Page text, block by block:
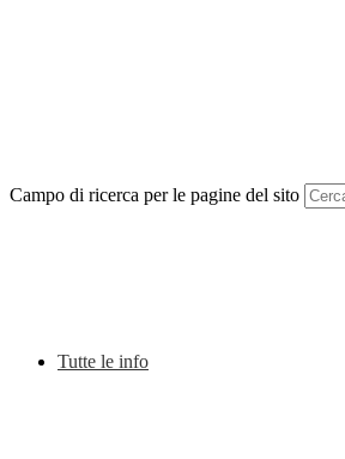
Campo di ricerca per le pagine del sito
Tutte le info